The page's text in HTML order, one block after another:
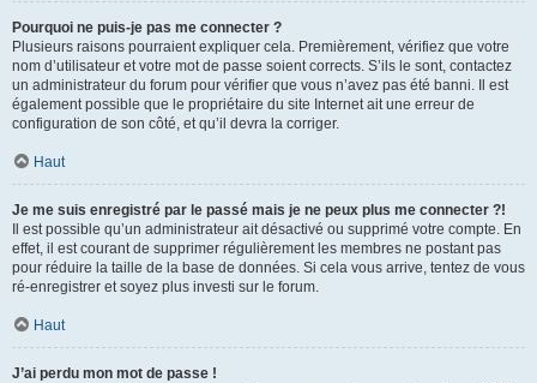
Pourquoi ne puis-je pas me connecter ?
Plusieurs raisons pourraient expliquer cela. Premièrement, vérifiez que votre
nom d’utilisateur et votre mot de passe soient corrects. S’ils le sont, contactez
un administrateur du forum pour vérifier que vous n’avez pas été banni. Il est
également possible que le propriétaire du site Internet ait une erreur de
configuration de son côté, et qu’il devra la corriger.
Haut
Je me suis enregistré par le passé mais je ne peux plus me connecter ?!
Il est possible qu’un administrateur ait désactivé ou supprimé votre compte. En
effet, il est courant de supprimer régulièrement les membres ne postant pas
pour réduire la taille de la base de données. Si cela vous arrive, tentez de vous
ré-enregistrer et soyez plus investi sur le forum.
Haut
J’ai perdu mon mot de passe !